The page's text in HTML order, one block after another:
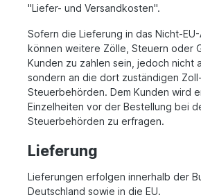
"Liefer- und Versandkosten".
Sofern die Lieferung in das Nicht-
können weitere Zölle, Steuern oder
Kunden zu zahlen sein, jedoch nicht
sondern an die dort zuständigen
Steuerbehörden. Dem Kunden wird
Einzelheiten vor der Bestellung bei
Steuerbehörden zu erfragen.
Lieferung
Lieferungen erfolgen innerhalb der
Deutschland sowie in die EU.